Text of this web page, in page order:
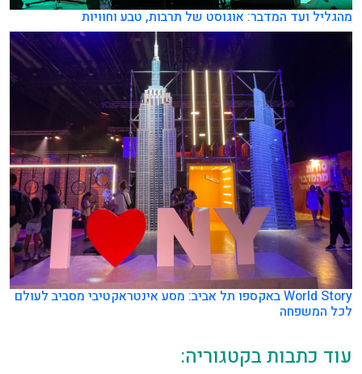
מהגליל ועד המדבר: אוגוסט של תרבות, טבע וחוויות
World Story באקספו תל אביב: מסע אינטראקטיבי מסביב לעולם
לכל המשפחה
עוד כתבות בקטגוריה: